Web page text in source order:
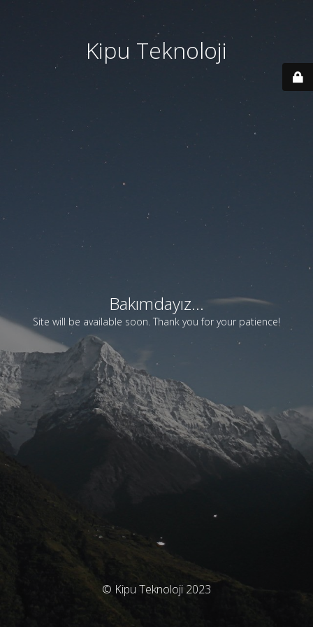
Kipu Teknoloji
Bakımdayız...
Site will be available soon. Thank you for your patience!
© Kipu Teknoloji 2023